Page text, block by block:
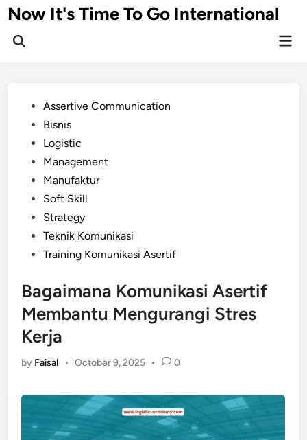
Skip
to
content
Now It's Time To Go International
PostedAssertive Communication
Bisnis
Logistic
Management
Manufaktur
Soft Skill
Strategy
Teknik Komunikasi
Training Komunikasi Asertif
Bagaimana Komunikasi Asertif
Membantu Mengurangi Stres
Kerja
by Faisal • October 9, 2025 • 0